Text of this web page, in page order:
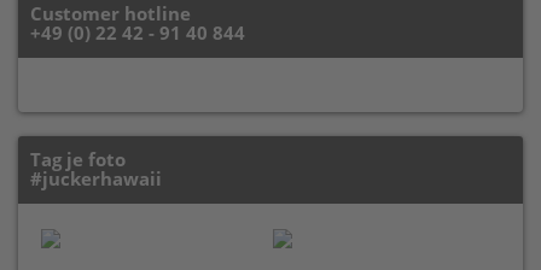
Customer hotline
+49 (0) 22 42 - 91 40 844
Tag je foto
#juckerhawaii